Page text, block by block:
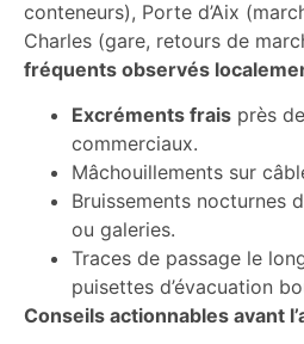
conteneurs), Porte d’Aix
Charles (gare, retours de
fréquents observés
Excréments frais près
commerciaux.
Mâchouillements sur
Bruissements nocturnes
ou galeries.
Traces de passage le
puisettes d’évacuation
Conseils actionnables avant